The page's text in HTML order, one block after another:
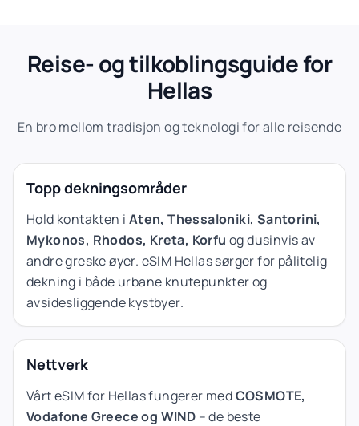
Reise- og tilkoblingsguide for
Hellas
En bro mellom tradisjon og teknologi for alle reisende
Topp dekningsområder
Hold kontakten i Aten, Thessaloniki, Santorini,
Mykonos, Rhodos, Kreta, Korfu og dusinvis av
andre greske øyer. eSIM Hellas sørger for pålitelig
dekning i både urbane knutepunkter og
avsidesliggende kystbyer.
Nettverk
Vårt eSIM for Hellas fungerer medCOSMOTE,
Vodafone Greece og WIND – de beste